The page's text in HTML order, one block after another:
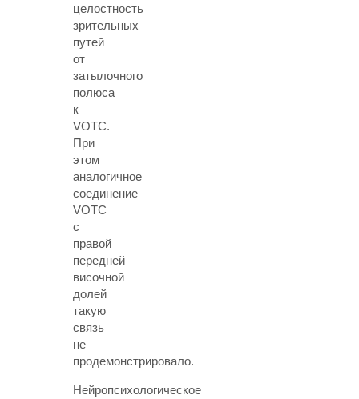
целостность
зрительных
путей
от
затылочного
полюса
к
VOTC.
При
этом
аналогичное
соединение
VOTC
с
правой
передней
височной
долей
такую
связь
не
продемонстрировало.
Нейропсихологическое